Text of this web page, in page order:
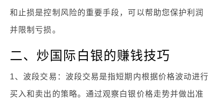
和止损是控制风险的重要手段，可以帮助您保护利润
并限制亏损。
二、炒国际白银的赚钱技巧
1、波段交易：波段交易是指短期内根据价格波动进行
买入和卖出的策略。通过观察白银价格走势并做出准